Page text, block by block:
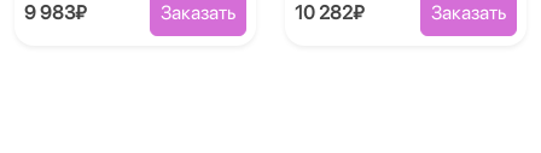
9 983₽ Заказать 10 282₽ Заказать